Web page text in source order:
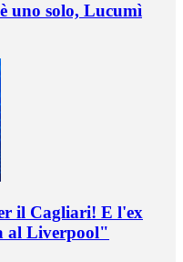
uno solo, Lucumì
il Cagliari! E l'ex
al Liverpool"